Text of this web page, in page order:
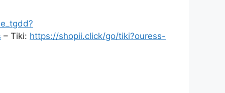
– Tiki: https://shopii.click/go/tiki?ouress-